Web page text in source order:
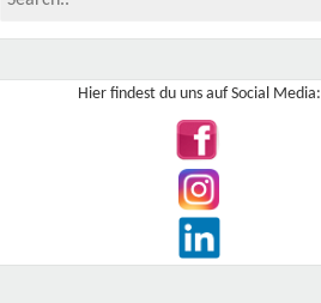
Hier findest du uns auf Social Media: